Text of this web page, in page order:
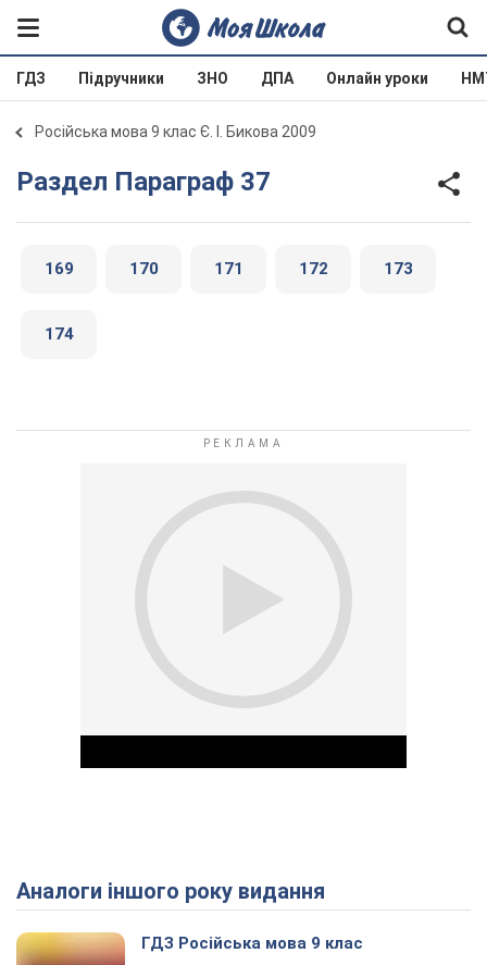
ГДЗ Підручники ЗНО ДПА Онлайн уроки
Російська мова 9 клас Є. І. Бикова 2009
Раздел Параграф 37
169 170 171 172 173
174
Play Video
Аналоги іншого року видання
ГДЗ Російська мова 9 клас